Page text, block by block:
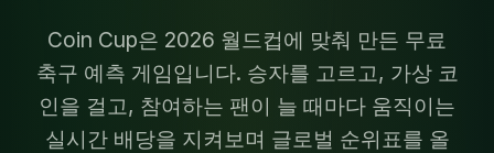
Coin Cup은 2026 월드컵에 맞춰 만든 무료
축구 예측 게임입니다. 승자를 고르고, 가상 코
인을 걸고, 참여하는 팬이 늘 때마다 움직이는
실시간 배당을 지켜보며 글로벌 순위표를 올